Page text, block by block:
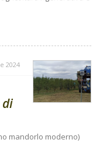
2024
di
mandorlo moderno)